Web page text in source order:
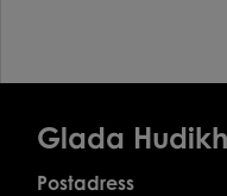
Glada
Postadress